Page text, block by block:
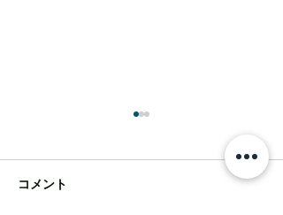
コメント